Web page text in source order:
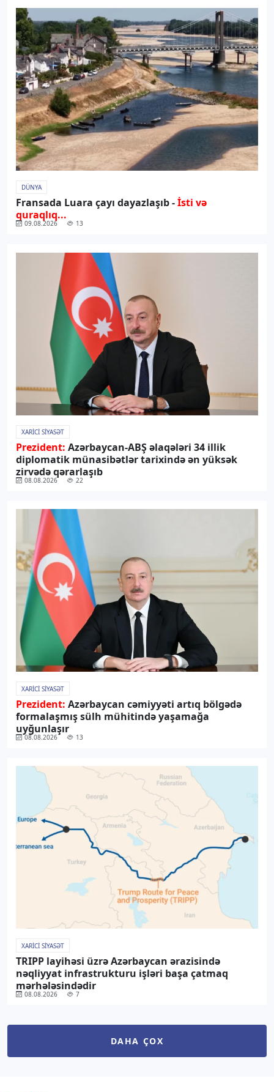
DÜNYA
Fransada Luara çayı dayazlaşıb -İsti və
quraqlıq...
09.08.2026 13
XARICI SIYASƏT
Prezident: Azərbaycan-ABŞ əlaqələri 34 illik
diplomatik münasibətlər tarixində ən yüksək
zirvədə qərarlaşıb
08.08.2026 22
XARICI SIYASƏT
Prezident: Azərbaycan cəmiyyəti artıq bölgədə
formalaşmış sülh mühitində yaşamağa
uyğunlaşır
08.08.2026 13
XARICI SIYASƏT
TRIPP layihəsi üzrə Azərbaycan ərazisində
nəqliyyat infrastrukturu işləri başa çatmaq
mərhələsindədir
08.08.2026 7
DAHA ÇOX